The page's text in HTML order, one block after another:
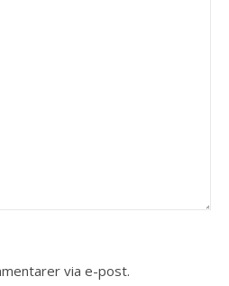
via e-post.